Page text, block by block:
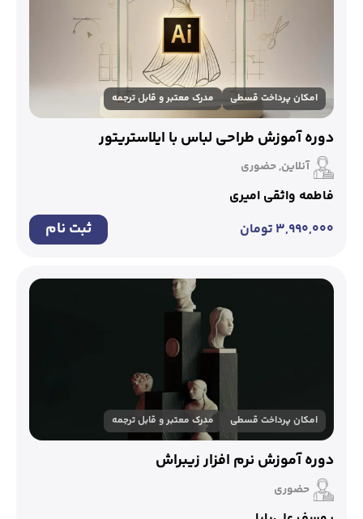
امکان پرداخت قسطی مدرک معتبر و قابل ترجمه
دوره آموزش طراحی لباس با ایلاستریتور
آنلاین, حضوری
فاطمه واثقی امیری
۳,۹۹۰,۰۰۰تومان ثبت نام
امکان پرداخت قسطی مدرک معتبر و قابل ترجمه
دوره آموزش نرم افزار زیبراش
حضوری